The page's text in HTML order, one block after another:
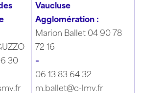
30
Vaucluse
Agglomération :
Marion Ballet 04 90 78
72 16
–
06 13 83 64 32
m.ballet@c-lmv.fr